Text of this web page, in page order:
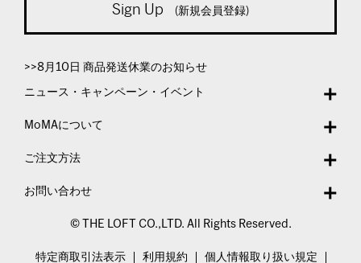
Sign Up (新規会員登録)
>>8月10日 商品発送休業のお知らせ
ニュース・キャンペーン・イベント
MoMAについて
ご注文方法
お問い合わせ
© THE LOFT CO.,LTD. All Rights Reserved.
特定商取引法表示 利用規約 個人情報取り扱い規定